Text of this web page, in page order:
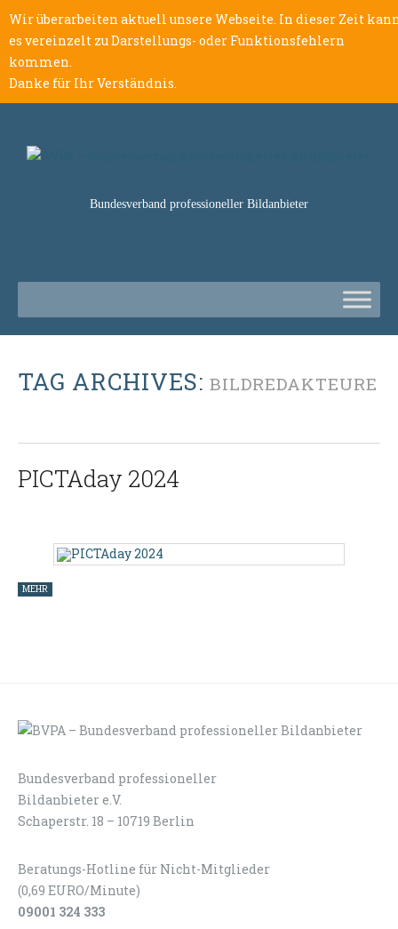
Wir überarbeiten aktuell unsere Webseite. In dieser Zeit
es vereinzelt zu Darstellungs- oder Funktionsfehlern
kommen.
Danke für Ihr Verständnis.
Bundesverband professioneller Bildanbieter
TAG ARCHIVES: BILDREDAKTEURE
PICTAday 2024
MEHR
Bundesverband professioneller
Bildanbieter e.V.
Schaperstr. 18 – 10719 Berlin
Beratungs-Hotline für Nicht-Mitglieder
(0,69 EURO/Minute)
09001 324 333